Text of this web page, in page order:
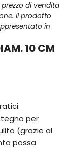
di vendita
Il prodotto
in
10 CM
per
(grazie al
possa